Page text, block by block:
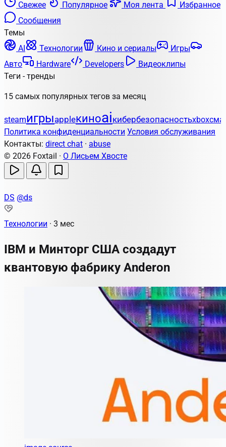
Свежее Популярное Моя лента
Избранное
Сообщения
Темы
AI
Технологии Кино и сериалы
Игры
Авто
Hardware Developers
Видеоклипы
Теги - тренды
15 самых популярных тегов за месяц
steamигрыappleкиноaiкибербезопасностьxbox
Политика конфиденциальности Условия обслуживания
Контакты: direct chat · abuse
© 2026 Foxtail · О Лисьем Хвосте
DS @ds
Технологии · 3 мес
IBM и Минторг США создадут
квантовую фабрику Anderon